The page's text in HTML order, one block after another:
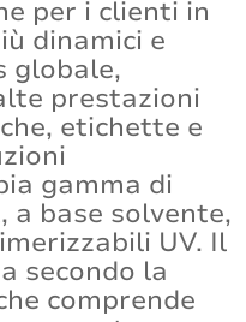
per i clienti in
dinamici e
globale,
prestazioni
etichette e
gamma di
a base solvente,
UV. Il
secondo la
comprende